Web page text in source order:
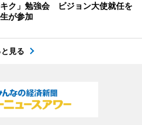
キク」勉強会 ビジョン大使就任を
が参加
見る